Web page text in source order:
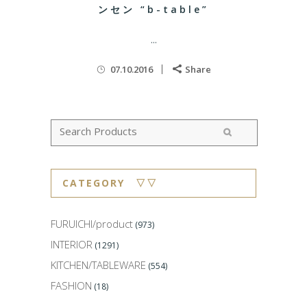
ンセン “b-table”
...
07.10.2016 Share
CATEGORY ▽▽
FURUICHI/product (973)
INTERIOR (1291)
KITCHEN/TABLEWARE (554)
FASHION (18)